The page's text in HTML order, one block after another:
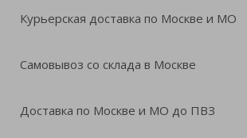
Курьерская доставка по Москве и МО
Самовывоз со склада в Москве
Доставка по Москве и МО до ПВЗ